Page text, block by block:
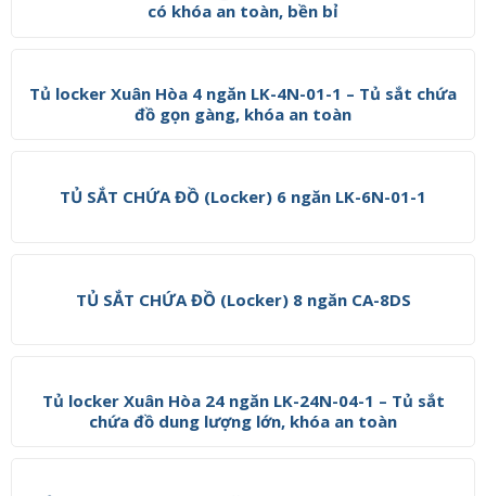
có khóa an toàn, bền bỉ
Tủ locker Xuân Hòa 4 ngăn LK-4N-01-1 – Tủ sắt chứa
đồ gọn gàng, khóa an toàn
TỦ SẮT CHỨA ĐỒ (Locker) 6 ngăn LK-6N-01-1
TỦ SẮT CHỨA ĐỒ (Locker) 8 ngăn CA-8DS
Tủ locker Xuân Hòa 24 ngăn LK-24N-04-1 – Tủ sắt
chứa đồ dung lượng lớn, khóa an toàn